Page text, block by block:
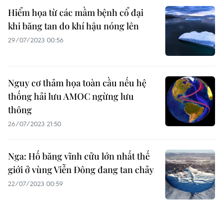
Hiểm họa từ các mầm bệnh cổ đại
khi băng tan do khí hậu nóng lên
29/07/2023 00:56
Nguy cơ thảm họa toàn cầu nếu hệ
thống hải lưu AMOC ngừng lưu
thông
26/07/2023 21:50
Nga: Hố băng vĩnh cửu lớn nhất thế
giới ở vùng Viễn Đông đang tan chảy
22/07/2023 00:59